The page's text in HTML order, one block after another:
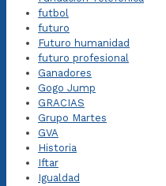
futbol
futuro
Futuro humanidad
futuro profesional
Ganadores
Gogo Jump
GRACIAS
Grupo Martes
GVA
Historia
Iftar
Igualdad